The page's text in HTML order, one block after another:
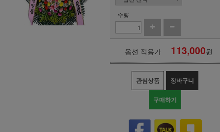
수량
옵션 적용가 113,000원
관심상품 장바구니
구매하기